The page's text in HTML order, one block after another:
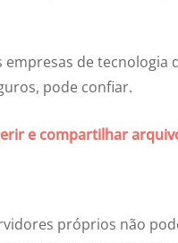
de
pode confiar.
e compartilhar
próprios não